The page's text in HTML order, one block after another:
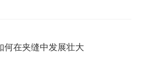
何在夹缝中发展壮大